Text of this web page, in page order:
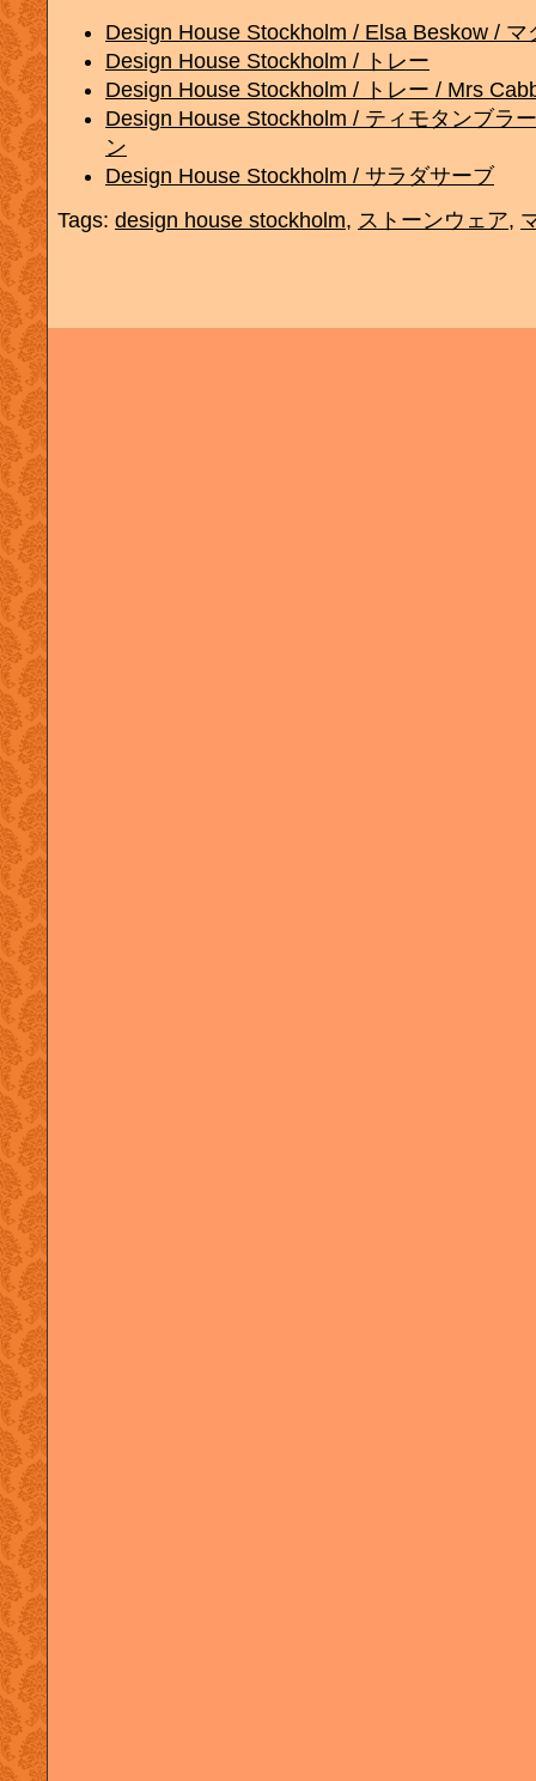
Design House Stockholm / Elsa Beskow / マ
Design House Stockholm / トレー
Design House Stockholm / トレー / Mrs
Design House Stockholm / ティモタンブラ
ン
Design House Stockholm / サラダサーブ
Tags: design house stockholm, ストーンウェア,